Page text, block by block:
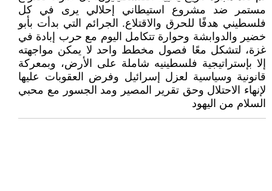
مستمر ضد مشروع استيطاني إحلالي يرى في كل
فلسطيني هدفًا للحرق والاقتلاع. الجرائم التي بدأت بأبو
خضير والدوابشة وحوارة تتكامل اليوم مع حرب إبادة في
غزة، لتشكل معًا فصول مخطط واحد لا يمكن مواجهته
إلا بإستراتيجية فلسطينيه شاملة على الأرض، وبمعركة
قانونية وسياسية لعزل إسرائيل وفرض العقوبات عليها
لإنهاء الاحتلال وحق تقرير المصير ومد الجسور مع محبي
السلام من اليهود